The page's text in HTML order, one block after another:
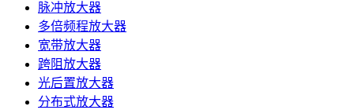
脉冲放大器
多倍频程放大器
宽带放大器
跨阻放大器
光后置放大器
分布式放大器